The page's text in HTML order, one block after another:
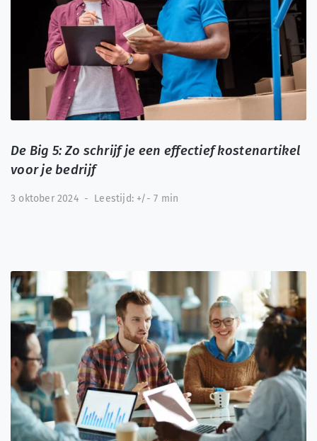
De Big 5: Zo schrijf je een effectief kostenartikel
voor je bedrijf
3 oktober 2024 - Leestijd: +/- 7 min